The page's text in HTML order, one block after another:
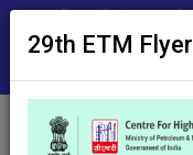
29th ETM Flyer